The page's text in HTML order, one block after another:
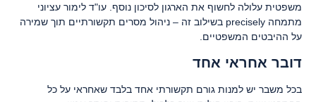
משפטית עלולה לחשוף את הארגון לסיכון נוסף. עו"ד לימור עציוני
מתמחה precisely בשילוב זה – ניהול מסרים תקשורתיים תוך שמירה
על ההיבטים המשפטיים.
דובר אחראי אחד
בכל משבר יש למנות גורם תקשורתי אחד בלבד שאחראי על כל